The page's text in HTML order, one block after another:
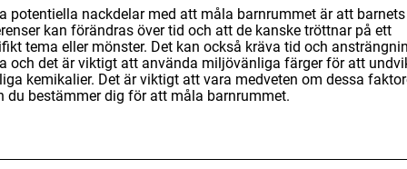
potentiella nackdelar med att måla barnrummet är att barnets
kan förändras över tid och att de kanske tröttnar på ett
tema eller mönster. Det kan också kräva tid och
och det är viktigt att använda miljövänliga färger för att
kemikalier. Det är viktigt att vara medveten om dessa
du bestämmer dig för att måla barnrummet.